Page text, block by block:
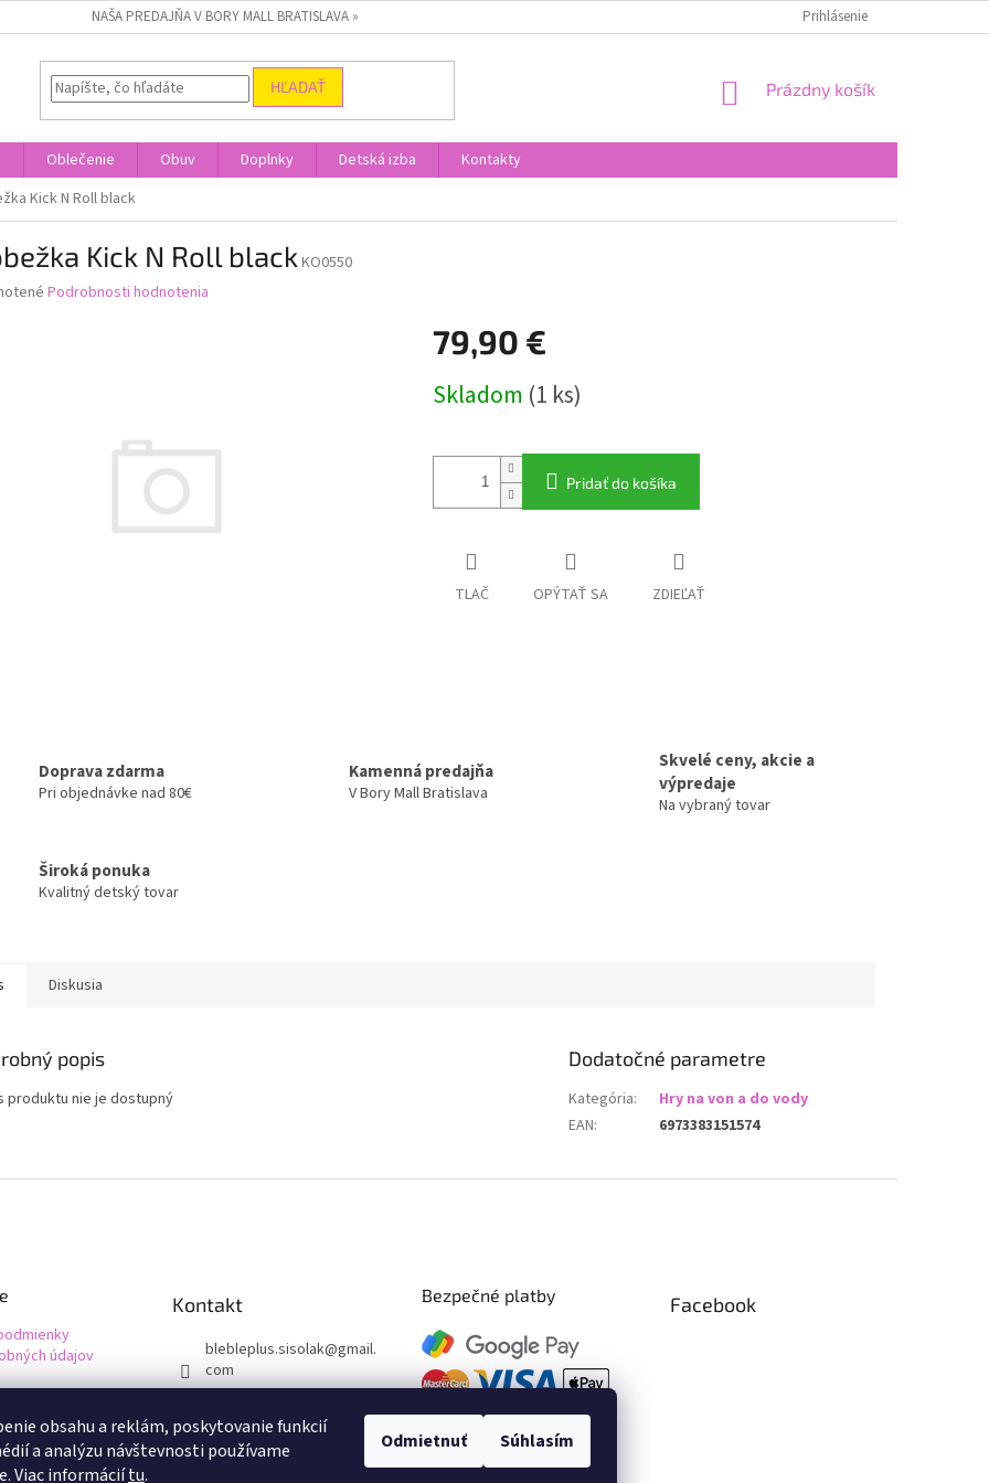
obsahu a reklám, poskytovanie funkcií
a analýzu návštevnosti používame
Viac informáciítu.
Odmietnuť Súhlasím
NAŠA PREDAJŇA V BORY MALL BRATISLAVA » Prihlásenie
HĽADAŤ
NÁKUPNÝ
Prázdny košík
Oblečenie Obuv Doplnky Detská izba
Kontakty
Kick N Roll black
Kick N Roll black KO0550
Podrobnosti hodnotenia
79,90 €
cena:
Skladom (1 ks)
Pridať do košíka
TLAČ OPÝTAŤ SA ZDIEĽAŤ
Doprava zdarma
Pri objednávke nad 80€
Kamenná predajňa
V Bory Mall Bratislava
Skvelé ceny, akcie a
výpredaje
Na vybraný tovar
Široká ponuka
Kvalitný detský tovar
Diskusia
popis
produktu nie je dostupný
Dodatočné parametre
Kategória:
Hry na von a do vody
EAN: 6973383151574
údajov
Kontakt
blebleplus.sisolak@gmail.
com
Facebook Bleble
bleble.sk
Bezpečné platby Facebook